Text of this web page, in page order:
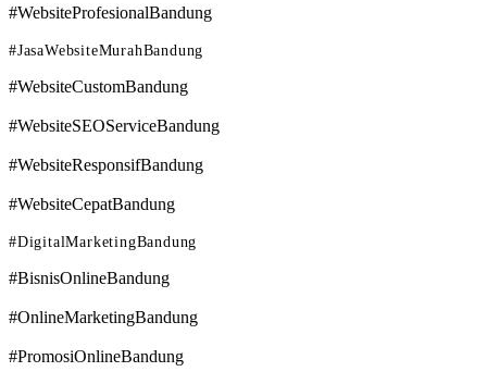
#WebsiteProfesionalBandung
#JasaWebsiteMurahBandung
#WebsiteCustomBandung
#WebsiteSEOServiceBandung
#WebsiteResponsifBandung
#WebsiteCepatBandung
#DigitalMarketingBandung
#BisnisOnlineBandung
#OnlineMarketingBandung
#PromosiOnlineBandung